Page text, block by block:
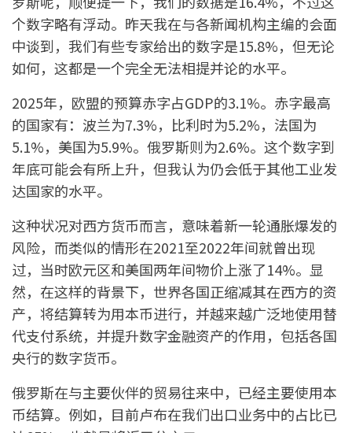
个数字略有浮动。昨天我在与各新闻机构主编的会面
中谈到，我们有些专家给出的数字是15.8%，但无论
如何，这都是一个完全无法相提并论的水平。
2025年，欧盟的预算赤字占GDP的3.1%。赤字最高
的国家有：波兰为7.3%，比利时为5.2%，法国为
5.1%，美国为5.9%。俄罗斯则为2.6%。这个数字到
年底可能会有所上升，但我认为仍会低于其他工业发
达国家的水平。
这种状况对西方货币而言，意味着新一轮通胀爆发的
风险，而类似的情形在2021至2022年间就曾出现
过，当时欧元区和美国两年间物价上涨了14%。显
然，在这样的背景下，世界各国正缩减其在西方的资
产，将结算转为用本币进行，并越来越广泛地使用替
代支付系统，并提升数字金融资产的作用，包括各国
央行的数字货币。
俄罗斯在与主要伙伴的贸易往来中，已经主要使用本
币结算。例如，目前卢布在我们出口业务中的占比已